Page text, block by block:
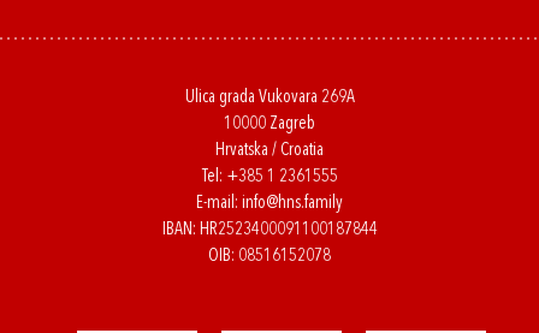
Ulica grada Vukovara 269A
10000 Zagreb
Hrvatska / Croatia
Tel: +385 1 2361555
E-mail: info@hns.family
IBAN: HR2523400091100187844
OIB: 08516152078